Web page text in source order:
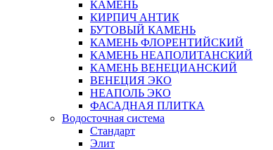
КАМЕНЬ
КИРПИЧ АНТИК
БУТОВЫЙ КАМЕНЬ
КАМЕНЬ ФЛОРЕНТИЙСКИЙ
КАМЕНЬ НЕАПОЛИТАНСКИЙ
КАМЕНЬ ВЕНЕЦИАНСКИЙ
ВЕНЕЦИЯ ЭКО
НЕАПОЛЬ ЭКО
ФАСАДНАЯ ПЛИТКА
Водосточная система
Стандарт
Элит